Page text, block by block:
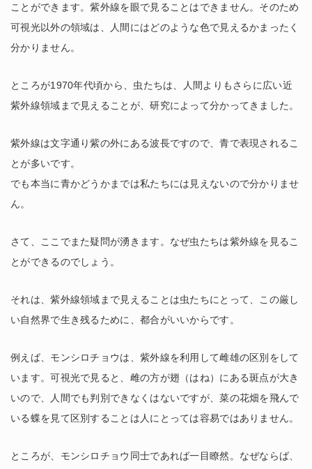
ことができます。紫外線を眼で見ることはできません。そのため
可視光以外の領域は、人間にはどのような色で見えるかまったく
分かりません。
ところが1970年代頃から、虫たちは、人間よりもさらに広い近
紫外線領域まで見えることが、研究によって分かってきました。
紫外線は文字通り紫の外にある波長ですので、青で表現されるこ
とが多いです。
でも本当に青かどうかまでは私たちには見えないので分かりませ
ん。
さて、ここでまた疑問が湧きます。なぜ虫たちは紫外線を見るこ
とができるのでしょう。
それは、紫外線領域まで見えることは虫たちにとって、この厳し
い自然界で生き残るために、都合がいいからです。
例えば、モンシロチョウは、紫外線を利用して雌雄の区別をして
います。可視光で見ると、雌の方が翅（はね）にある斑点が大き
いので、人間でも判別できなくはないですが、菜の花畑を飛んで
いる蝶を見て区別することは人にとっては容易ではありません。
ところが、モンシロチョウ同士であれば一目瞭然。なぜならば、